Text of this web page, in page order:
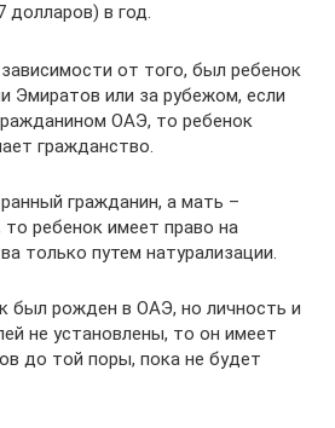
долларов) в год.
от того, был ребенок
Эмиратов или за рубежом, если
ОАЭ, то ребенок
гражданство.
гражданин, а мать –
ребенок имеет право на
только путем натурализации.
был рожден в ОАЭ, но личность и
не установлены, то он имеет
до той поры, пока не будет